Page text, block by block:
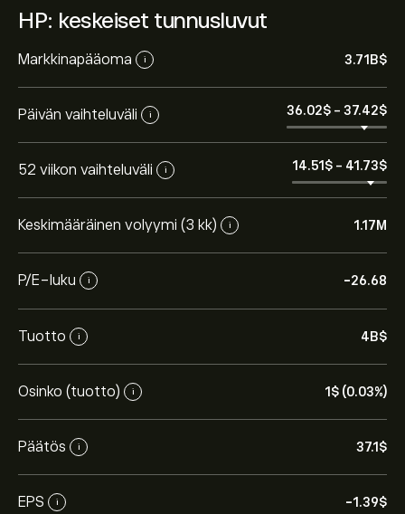
HP: keskeiset tunnusluvut
Markkinapääoma i 3.71B‎$‎
Päivän vaihteluväli i 36.02‎$‎ - 37.42‎$‎
52 viikon vaihteluväli i 14.51‎$‎ - 41.73‎$‎
Keskimääräinen volyymi (3 kk) i 1.17M
P/E-luku i -26.68
Tuotto i 4B‎$‎
Osinko (tuotto) i 1‎$‎ (0.03%)
Päätös i 37.1‎$‎
EPS i -1.39‎$‎